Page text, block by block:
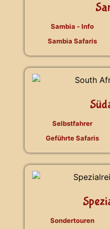
Sambia - Info
Sambia Safaris
Selbstfahrer
Geführte Safaris
Sondertouren